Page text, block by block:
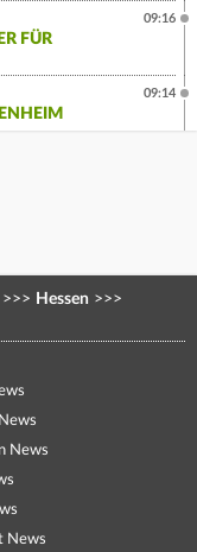
FÜR
09:16
09:14
>>> Hessen >>>
News
News